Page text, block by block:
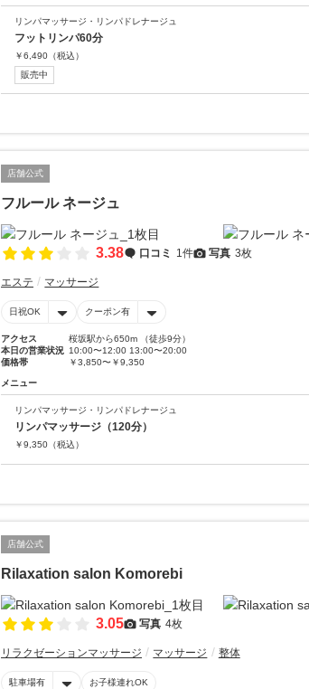
リンパマッサージ・リンパドレナージュ
フットリンパ60分
￥6,490 （税込）
販売中
店舗公式
フルール ネージュ
3.38 口コミ 1件 写真 3枚
エステ マッサージ
日祝OK クーポン有
アクセス
桜坂駅から650m （徒歩9分）
本日の営業状況 10:00〜12:00 13:00〜20:00
価格帯
￥3,850〜￥9,350
メニュー
リンパマッサージ・リンパドレナージュ
リンパマッサージ（120分）
￥9,350 （税込）
店舗公式
Rilaxation salon Komorebi
3.05 写真 4枚
リラクゼーションマッサージ マッサージ 整体
駐車場有 お子様連れOK